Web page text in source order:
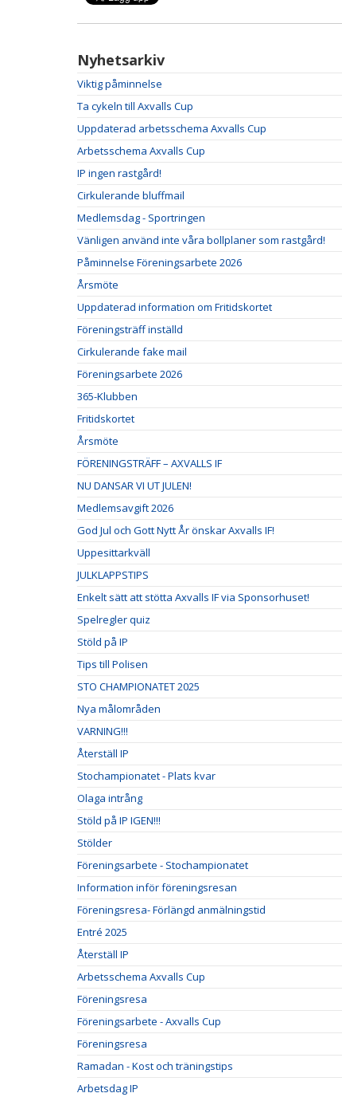
Nyhetsarkiv
Viktig påminnelse
Ta cykeln till Axvalls Cup
Uppdaterad arbetsschema Axvalls Cup
Arbetsschema Axvalls Cup
IP ingen rastgård!
Cirkulerande bluffmail
Medlemsdag - Sportringen
Vänligen använd inte våra bollplaner som rastgård!
Påminnelse Föreningsarbete 2026
Årsmöte
Uppdaterad information om Fritidskortet
Föreningsträff inställd
Cirkulerande fake mail
Föreningsarbete 2026
365-Klubben
Fritidskortet
Årsmöte
FÖRENINGSTRÄFF – AXVALLS IF
NU DANSAR VI UT JULEN!
Medlemsavgift 2026
God Jul och Gott Nytt År önskar Axvalls IF!
Uppesittarkväll
JULKLAPPSTIPS
Enkelt sätt att stötta Axvalls IF via Sponsorhuset!
Spelregler quiz
Stöld på IP
Tips till Polisen
STO CHAMPIONATET 2025
Nya målområden
VARNING!!!
Återställ IP
Stochampionatet - Plats kvar
Olaga intrång
Stöld på IP IGEN!!!
Stölder
Föreningsarbete - Stochampionatet
Information inför föreningsresan
Föreningsresa- Förlängd anmälningstid
Entré 2025
Återställ IP
Arbetsschema Axvalls Cup
Föreningsresa
Föreningsarbete - Axvalls Cup
Föreningsresa
Ramadan - Kost och träningstips
Arbetsdag IP